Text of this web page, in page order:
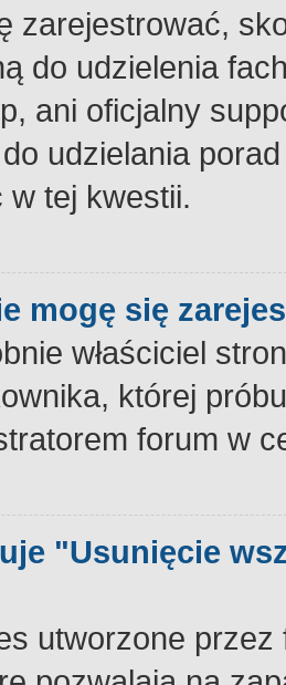
zarejestrować,
do udzielenia
ani oficjalny
udzielania
w tej kwestii.
mogę się
właściciel
której
forum w
"Usunięcie
utworzone